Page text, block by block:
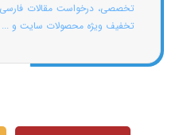
تخصصی، درخواست مقالات فارسی
تخفیف ویژه محصولات سایت و ...